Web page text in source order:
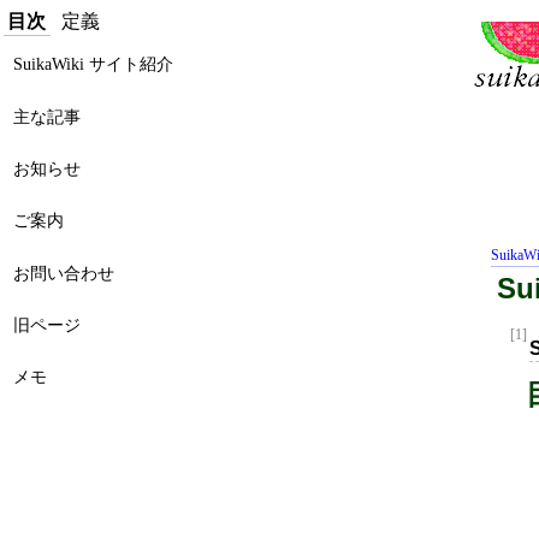
[1]
目次 定義
SuikaWiki サイト紹介
主な記事
お知らせ
ご案内
お問い合わせ
旧ページ
メモ